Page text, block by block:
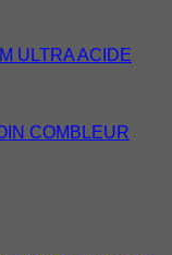
ULTRA ACIDE